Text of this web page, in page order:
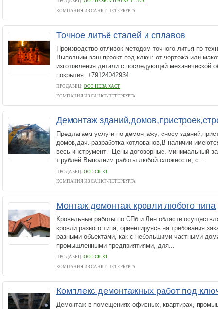
ПРОДАВЕЦ: ООО DESIGN DISTRICT DAA
КОМПАНИЯ ИЗ САНКТ-ПЕТЕРБУРГА
Точное литьё сталей и сплавов
Производство отливок методом точного литья по
Выполним ваш проект под ключ: от чертежа или
изготовления детали с последующей механической
покрытия. +79124042934
ПРОДАВЕЦ: ООО НЕВА КАСТ
КОМПАНИЯ ИЗ САНКТ-ПЕТЕРБУРГА
Демонтаж
Предлагаем услуги по демонтажу, сносу
домов,дач. разработка котлованов,В наличии
весь инструмент . Цены договорные, минимальный
т.рублей.Выполним работы любой сложности, с...
ПРОДАВЕЦ: ООО СК-К1
КОМПАНИЯ ИЗ САНКТ-ПЕТЕРБУРГА
Монтаж демонтаж кровли любого типа
Кровельные работы по СПб и Лен
кровли разного типа, ориентируясь на требования
разными объектами, как с небольшими частными
промышленными предприятиями, для...
ПРОДАВЕЦ: ООО СК-К1
КОМПАНИЯ ИЗ САНКТ-ПЕТЕРБУРГА
Комплекс демонтажных работ под
Демонтаж в помещениях офисных, квартирах,